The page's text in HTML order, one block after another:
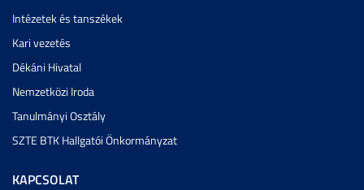
Intézetek és tanszékek
Kari vezetés
Dékáni Hivatal
Nemzetközi Iroda
Tanulmányi Osztály
SZTE BTK Hallgatói Önkormányzat
KAPCSOLAT